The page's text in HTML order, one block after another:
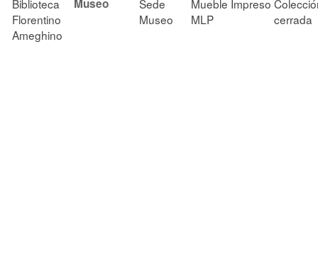
Biblioteca
Florentino
Ameghino
Museo
Sede
Museo
Mueble
MLP
Impreso
cerrada